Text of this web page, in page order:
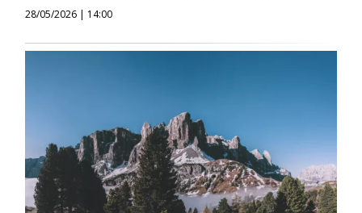
28/05/2026 | 14:00